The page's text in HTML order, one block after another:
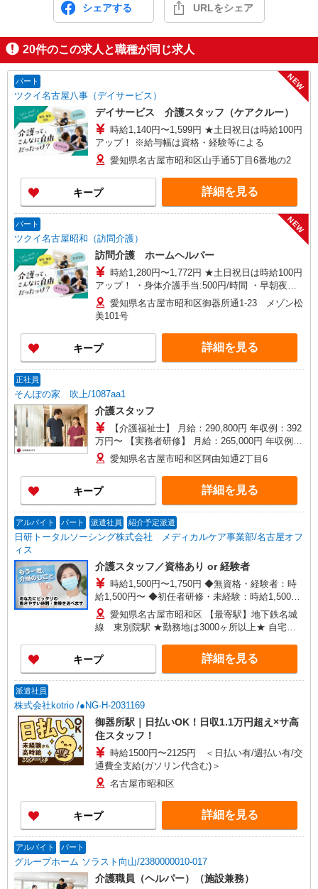
シェアする URLをシェア
20件のこの求人と職種が同じ求人
パート
ツクイ名古屋八事（デイサービス）
NEW
デイサービス 介護スタッフ（ケアクルー）
時給1,140円〜1,599円 ★土日祝日は時給100円
アップ！ ※給与幅は資格・経験等による
愛知県名古屋市昭和区山手通5丁目6番地の2
キープ 詳細を見る
パート
ツクイ名古屋昭和（訪問介護）
NEW
訪問介護 ホームヘルパー
時給1,280円〜1,772円 ★土日祝日は時給100円
アップ！ ・身体介護手当:500円/時間 ・早朝夜間
深夜手当:300円/時間 （18:00〜翌07:59の時間
帯） ・ICT手当:2,000円/月 ・深夜割増は別途支給
・ケア→ケアの移動時間も賃金（時給）を支給 ※
特定事業所加算手当:60円/時間含む ※給与幅は資
格・経験等による
愛知県名古屋市昭和区御器所通1-23 メゾン松
美101号
キープ 詳細を見る
正社員
そんぽの家 吹上/1087aa1
介護スタッフ
【介護福祉士】 月給：290,800円 年収例：392
万円〜 【実務者研修】 月給：265,000円 年収例：
360万円〜 【初任者研修・無資格】 月給：
249,300円 年収例：337万円〜 ※職務手当、働き
がい向上手当、日祝手当（月平均2回分）、夜勤手
当（月平均5回分）等、毎月平均的に支払われる手
当を含みます。 ※介護福祉士のみ、特別職務手当
も含む ◎残業時は別途時間外手当支給（超過1
分〜） ◎賞与 基本給2.08ヶ月分/年支給
愛知県名古屋市昭和区阿由知通2丁目6
キープ 詳細を見る
アルバイト パート 派遣社員 紹介予定派遣
日研トータルソーシング株式会社 メディカルケア事業部/名古屋オフ
ィス
介護スタッフ／資格あり or 経験者
時給1,500円〜1,750円 ◆無資格・経験者：時
給1,500円〜 ◆初任者研修・未経験：時給1,500
円〜 ◆初任者研修・経験者：時給1,600円〜 ◆介
護福祉士：時給1,750円〜 ※経験者は3ヶ月以上 ※
給与幅は経験・能力による ★週払いOK（規定あ
り）
愛知県名古屋市昭和区 【最寄駅】地下鉄名城
線 東別院駅 ★勤務地は3000ヶ所以上★ 自宅か
び下さい！！
キープ 詳細を見る
派遣社員
株式会社kotrio /●NG-H-2031169
御器所駅｜日払いOK！日収1.1万円超え×サ高
住スタッフ！
時給1500円〜2125円 ＜日払い有/週払い有/交
通費全支給(ガソリン代含む)＞
名古屋市昭和区
キープ 詳細を見る
アルバイト パート
グループホーム ソラスト向山/2380000010-017
介護職員（ヘルパー）（施設兼務）